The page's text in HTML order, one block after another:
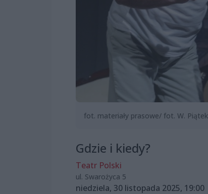
fot. materiały prasowe/ fot. W. Piątek
Gdzie i kiedy?
Teatr Polski
ul. Swarożyca 5
niedziela, 30 listopada 2025, 19:00